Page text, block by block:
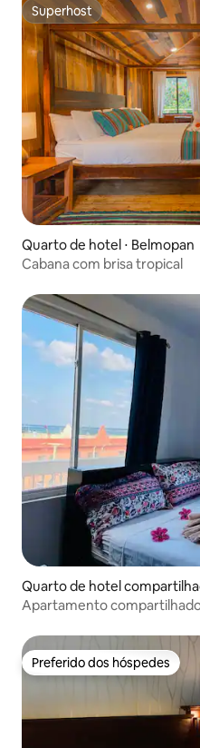
Superhost
Superhost
Quarto de hotel ⋅ Belmopan
Cabana com brisa tropical
Quarto de hotel
Apartamento
Preferido dos hóspedes
Preferido dos hóspedes